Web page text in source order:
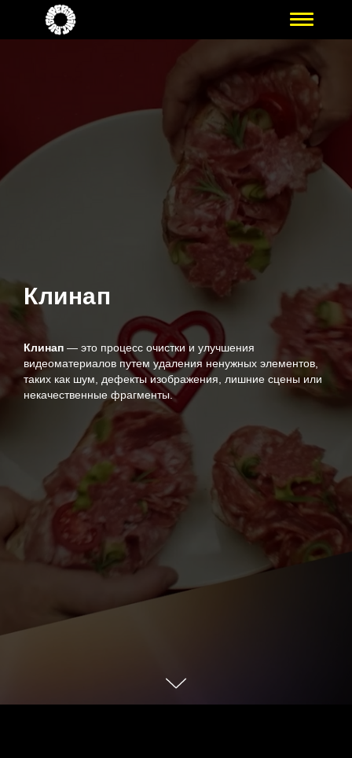
Клинап
Клинап — это процесс очистки и улучшения
видеоматериалов путем удаления ненужных элементов,
таких как шум, дефекты изображения, лишние сцены или
некачественные фрагменты.